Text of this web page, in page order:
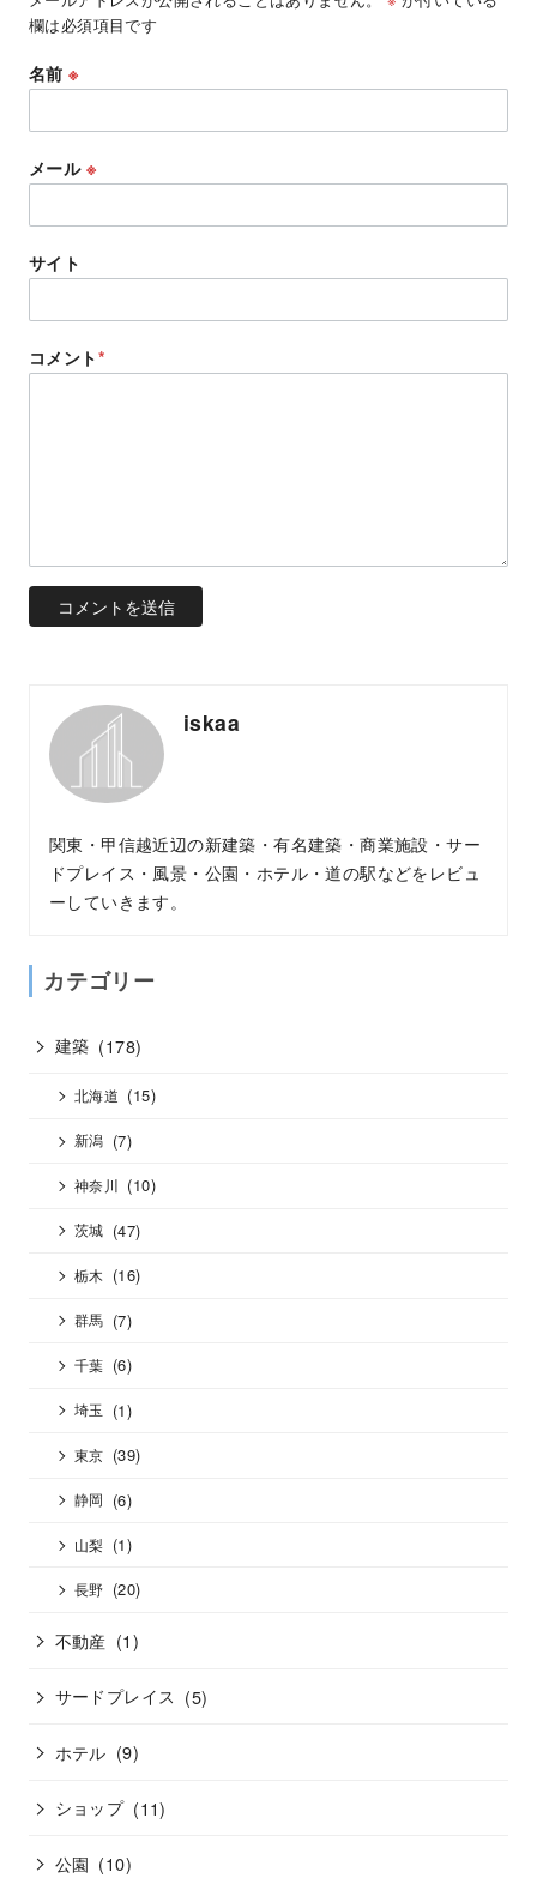
欄は必須項目です
名前※
メール ※
サイト
コメント*
iskaa
関東・甲信越近辺の新建築・有名建築・商業施設・サー
ドプレイス・風景・公園・ホテル・道の駅などをレビュ
ーしていきます。
カテゴリー
建築 (178)
北海道 (15)
新潟 (7)
神奈川 (10)
茨城 (47)
栃木 (16)
群馬 (7)
千葉 (6)
埼玉 (1)
東京 (39)
静岡 (6)
山梨 (1)
長野 (20)
不動産 (1)
サードプレイス (5)
ホテル (9)
ショップ (11)
公園 (10)